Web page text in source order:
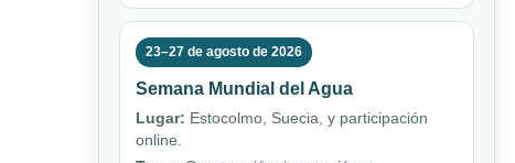
23–27 de agosto de 2026
Semana Mundial del Agua
Lugar: Estocolmo, Suecia, y participación
online.